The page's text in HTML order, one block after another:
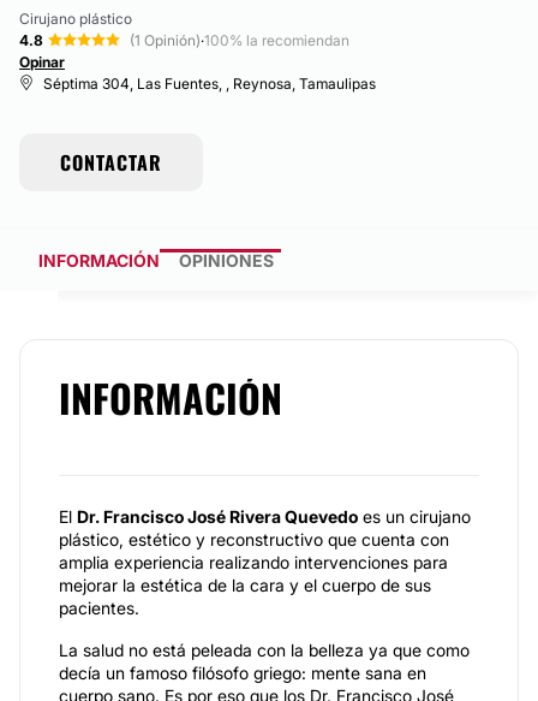
Cirujano plástico
4.8
(1 Opinión)·100% la recomiendan
Opinar
Séptima 304, Las Fuentes, , Reynosa, Tamaulipas
CONTACTAR
INFORMACIÓN OPINIONES
INFORMACIÓN
El Dr. Francisco José Rivera Quevedo es un cirujano
plástico, estético y reconstructivo que cuenta con
amplia experiencia realizando intervenciones para
mejorar la estética de la cara y el cuerpo de sus
pacientes.
La salud no está peleada con la belleza ya que como
decía un famoso filósofo griego: mente sana en
cuerpo sano. Es por eso que los Dr. Francisco José